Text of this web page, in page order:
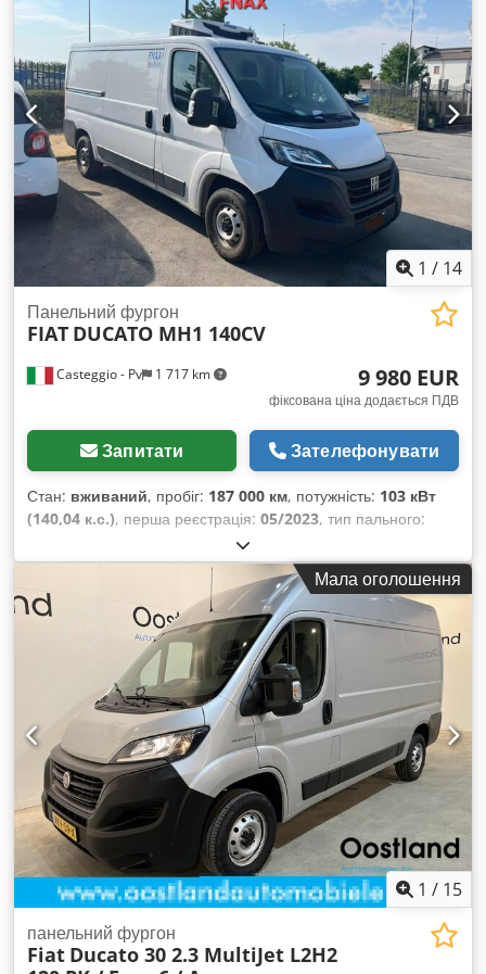
1 / 14
Casteggio - Pv 1 717 km
Панельний фургон
FIAT DUCATO MH1 140CV
9 980 EUR
фіксована ціна додається ПДВ
Запитати Зателефонувати
Стан: вживаний, пробіг: 187 000 км, потужність: 103 кВт
(140,04 к.с.), перша реєстрація: 05/2023, тип пального:
, тип передачі:
викидів:Євро 6, Рік виготовлення:2023, Обладнання:
гідропідсилювач керма, кондиціонер, потрапив у
аварію, розсувні двері, центральний замок
Мала оголошення
1 / 15
панельний фургон
Fiat Ducato 30 2.3 MultiJet L2H2